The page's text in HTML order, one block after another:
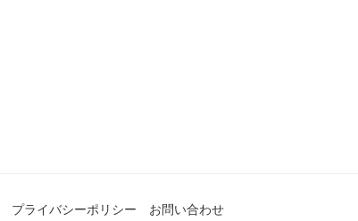
プライバシーポリシー お問い合わせ